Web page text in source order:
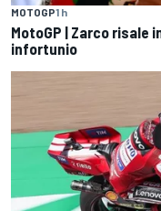
MOTOGP1 h
MotoGP | Zarco risale
infortunio